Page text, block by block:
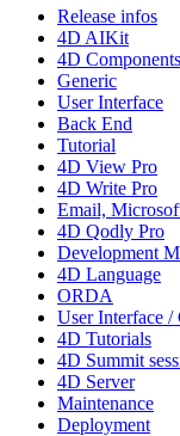
Release infos
4D AIKit
4D Components
Generic
User Interface
Back End
Tutorial
4D View Pro
4D Write Pro
Email,
4D Qodly Pro
Development
4D Language
ORDA
User Interface
4D Tutorials
4D Summit
4D Server
Maintenance
Deployment